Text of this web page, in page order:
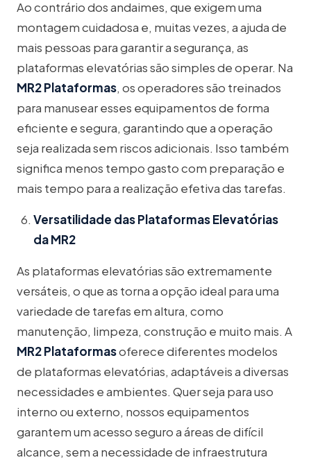
Ao contrário dos andaimes, que exigem uma
montagem cuidadosa e, muitas vezes, a ajuda de
mais pessoas para garantir a segurança, as
plataformas elevatórias são simples de operar. Na
MR2 Plataformas, os operadores são treinados
para manusear esses equipamentos de forma
eficiente e segura, garantindo que a operação
seja realizada sem riscos adicionais. Isso também
significa menos tempo gasto com preparação e
mais tempo para a realização efetiva das tarefas.
Versatilidade das Plataformas Elevatórias
da MR2
As plataformas elevatórias são extremamente
versáteis, o que as torna a opção ideal para uma
variedade de tarefas em altura, como
manutenção, limpeza, construção e muito mais. A
MR2 Plataformasoferece diferentes modelos
de plataformas elevatórias, adaptáveis a diversas
necessidades e ambientes. Quer seja para uso
interno ou externo, nossos equipamentos
garantem um acesso seguro a áreas de difícil
alcance, sem a necessidade de infraestrutura